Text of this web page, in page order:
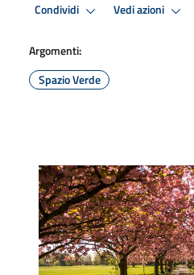
Condividi Vedi azioni
Argomenti:
Spazio Verde